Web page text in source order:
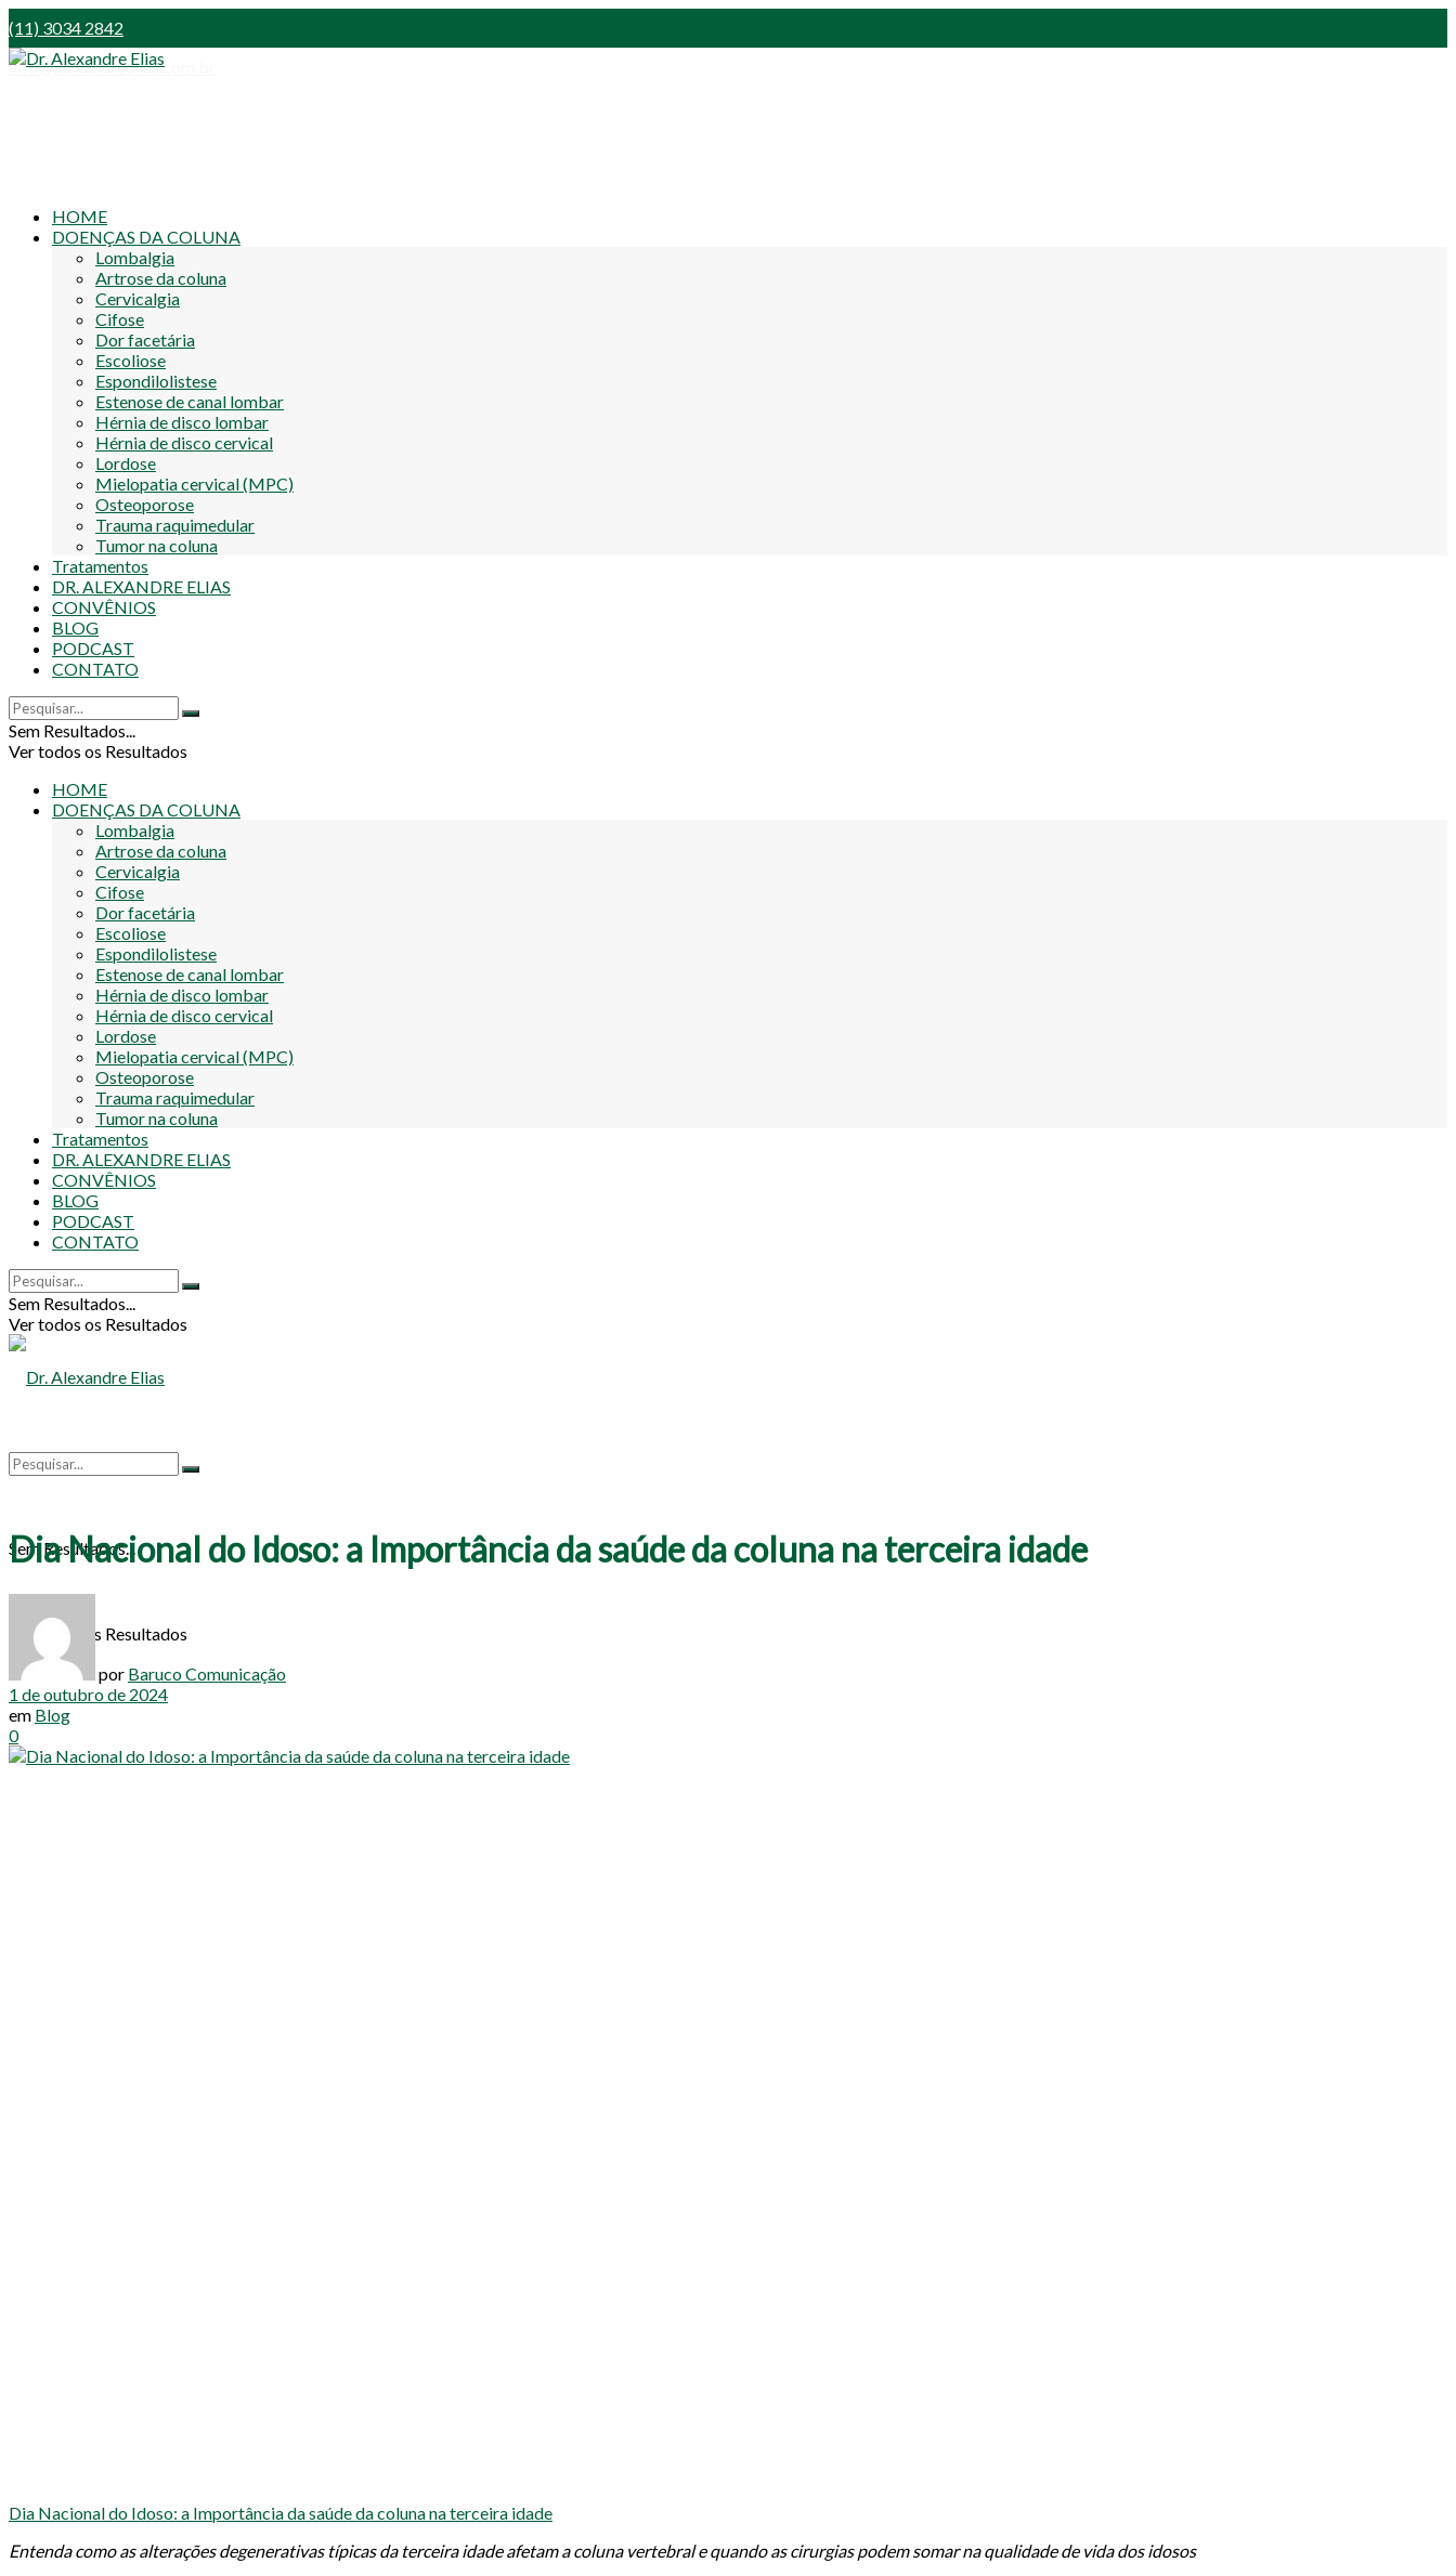
(11) 3034 2842
info@alexandreelias.com.br
HOME
DOENÇAS DA COLUNA
Lombalgia
Artrose da coluna
Cervicalgia
Cifose
Dor facetária
Escoliose
Espondilolistese
Estenose de canal lombar
Hérnia de disco lombar
Hérnia de disco cervical
Lordose
Mielopatia cervical (MPC)
Osteoporose
Trauma raquimedular
Tumor na coluna
Tratamentos
DR. ALEXANDRE ELIAS
CONVÊNIOS
BLOG
PODCAST
CONTATO
Sem Resultados...
Ver todos os Resultados
HOME
DOENÇAS DA COLUNA
Lombalgia
Artrose da coluna
Cervicalgia
Cifose
Dor facetária
Escoliose
Espondilolistese
Estenose de canal lombar
Hérnia de disco lombar
Hérnia de disco cervical
Lordose
Mielopatia cervical (MPC)
Osteoporose
Trauma raquimedular
Tumor na coluna
Tratamentos
DR. ALEXANDRE ELIAS
CONVÊNIOS
BLOG
PODCAST
CONTATO
Sem Resultados...
Ver todos os Resultados
Sem Resultados...
Ver todos os Resultados
Dia Nacional do Idoso: a Importância da saúde da coluna na terceira idade
por Baruco Comunicação
1 de outubro de 2024
em Blog
0
Dia Nacional do Idoso: a Importância da saúde da coluna na terceira idade
Entenda como as alterações degenerativas típicas da terceira idade afetam a coluna vertebral e quando as cirurgias podem somar na qualidade de vida dos idosos